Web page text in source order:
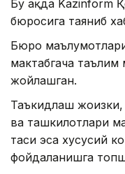
Бу ҳақда Kazinform
бюросига таяниб
Бюро
мактабгача
жойлашган.
Таъкидлаш жоизки,
ва ташкилотлари
таси эса хусусий
фойдаланишга